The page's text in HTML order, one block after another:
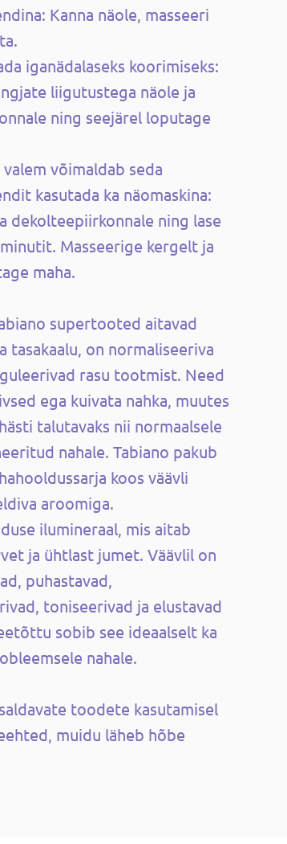
Kanna näole, masseeri
iganädalaseks koorimiseks:
liigutustega näole ja
ning seejärel loputage
võimaldab seda
kasutada ka näomaskina:
dekolteepiirkonnale ning lase
Masseerige kergelt ja
maha.
supertooted aitavad
tasakaalu, on normaliseeriva
rasu tootmist. Need
ega kuivata nahka, muutes
talutavaks nii normaalsele
nahale. Tabiano pakub
koos väävli
aroomiga.
ilumineraal, mis aitab
ja ühtlast jumet. Väävlil on
puhastavad,
toniseerivad ja elustavad
sobib see ideaalselt ka
nahale.
toodete kasutamisel
muidu läheb hõbe